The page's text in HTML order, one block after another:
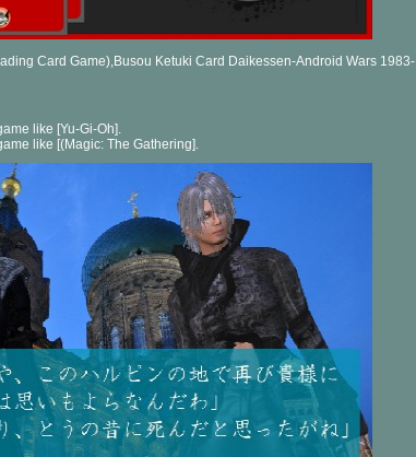
Card Game),Busou Ketuki Card Daikessen-Android Wars 1983-
like [Yu-Gi-Oh].
like [(Magic: The Gathering].